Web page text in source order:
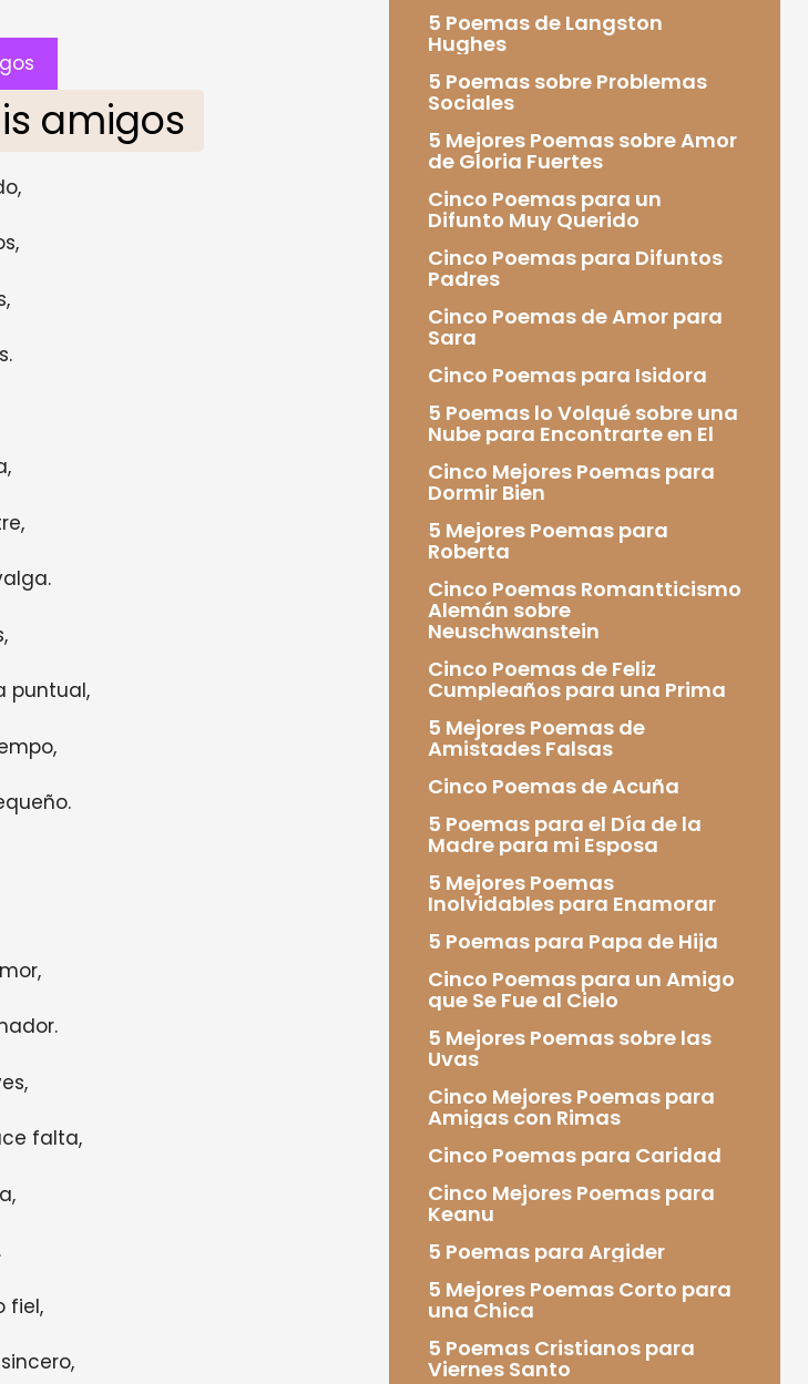
amigos
puntual,
falta,
fiel,
5 Poemas de Langston
Hughes
5 Poemas sobre Problemas
Sociales
5 Mejores Poemas sobre Amor
de Gloria Fuertes
Cinco Poemas para un
Difunto Muy Querido
Cinco Poemas para Difuntos
Padres
Cinco Poemas de Amor para
Sara
Cinco Poemas para Isidora
5 Poemas lo Volqué sobre una
Nube para Encontrarte en El
Cinco Mejores Poemas para
Dormir Bien
5 Mejores Poemas para
Roberta
Cinco Poemas Romantticismo
Alemán sobre
Neuschwanstein
Cinco Poemas de Feliz
Cumpleaños para una Prima
5 Mejores Poemas de
Amistades Falsas
Cinco Poemas de Acuña
5 Poemas para el Día de la
Madre para mi Esposa
5 Mejores Poemas
Inolvidables para Enamorar
5 Poemas para Papa de Hija
Cinco Poemas para un Amigo
que Se Fue al Cielo
5 Mejores Poemas sobre las
Uvas
Cinco Mejores Poemas para
Amigas con Rimas
Cinco Poemas para Caridad
Cinco Mejores Poemas para
Keanu
5 Poemas para Argider
5 Mejores Poemas Corto para
una Chica
5 Poemas Cristianos para
Viernes Santo